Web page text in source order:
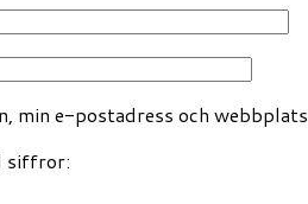
min e-postadress och
siffror: